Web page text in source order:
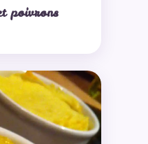
poivrons